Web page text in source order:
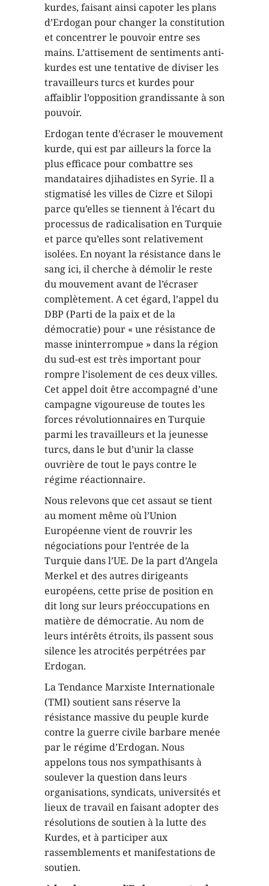
kurdes, faisant ainsi capoter les plans
d’Erdogan pour changer la constitution
et concentrer le pouvoir entre ses
mains. L’attisement de sentiments anti-
kurdes est une tentative de diviser les
travailleurs turcs et kurdes pour
affaiblir l’opposition grandissante à son
pouvoir.
Erdogan tente d’écraser le mouvement
kurde, qui est par ailleurs la force la
plus efficace pour combattre ses
mandataires djihadistes en Syrie. Il a
stigmatisé les villes de Cizre et Silopi
parce qu’elles se tiennent à l’écart du
processus de radicalisation en Turquie
et parce qu’elles sont relativement
isolées. En noyant la résistance dans le
sang ici, il cherche à démolir le reste
du mouvement avant de l’écraser
complètement. A cet égard, l’appel du
DBP (Parti de la paix et de la
démocratie) pour « une résistance de
masse ininterrompue » dans la région
du sud-est est très important pour
rompre l’isolement de ces deux villes.
Cet appel doit être accompagné d’une
campagne vigoureuse de toutes les
forces révolutionnaires en Turquie
parmi les travailleurs et la jeunesse
turcs, dans le but d’unir la classe
ouvrière de tout le pays contre le
régime réactionnaire.
Nous relevons que cet assaut se tient
au moment même où l’Union
Européenne vient de rouvrir les
négociations pour l’entrée de la
Turquie dans l’UE. De la part d’Angela
Merkel et des autres dirigeants
européens, cette prise de position en
dit long sur leurs préoccupations en
matière de démocratie. Au nom de
leurs intérêts étroits, ils passent sous
silence les atrocités perpétrées par
Erdogan.
La Tendance Marxiste Internationale
(TMI) soutient sans réserve la
résistance massive du peuple kurde
contre la guerre civile barbare menée
par le régime d’Erdogan. Nous
appelons tous nos sympathisants à
soulever la question dans leurs
organisations, syndicats, universités et
lieux de travail en faisant adopter des
résolutions de soutien à la lutte des
Kurdes, et à participer aux
rassemblements et manifestations de
soutien.